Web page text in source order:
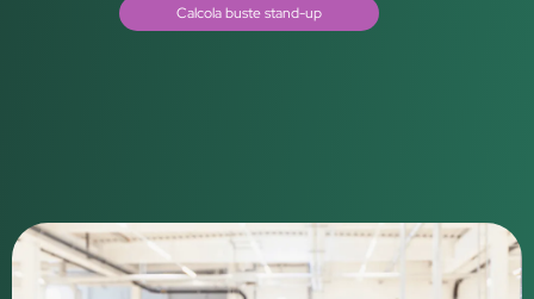
Calcola buste stand-up